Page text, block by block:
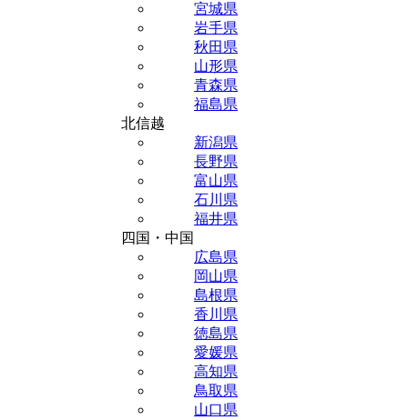
宮城県
岩手県
秋田県
山形県
青森県
福島県
北信越
新潟県
長野県
富山県
石川県
福井県
四国・中国
広島県
岡山県
島根県
香川県
徳島県
愛媛県
高知県
鳥取県
山口県